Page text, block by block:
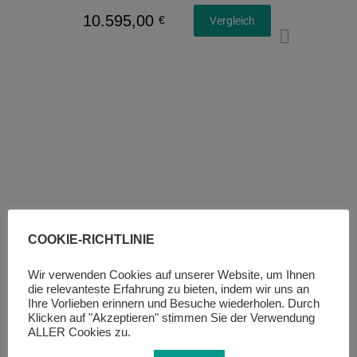
10.595,00 €
Vergleich
COOKIE-RICHTLINIE
Wir verwenden Cookies auf unserer Website, um Ihnen
die relevanteste Erfahrung zu bieten, indem wir uns an
Ihre Vorlieben erinnern und Besuche wiederholen. Durch
Klicken auf "Akzeptieren" stimmen Sie der Verwendung
ALLER Cookies zu.